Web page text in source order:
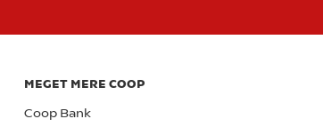
MEGET MERE COOP
Coop Bank